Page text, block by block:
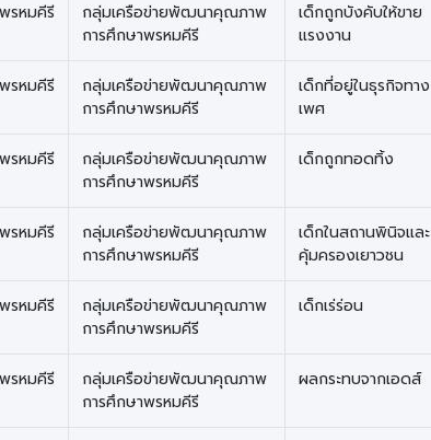
พรหมคีรี
กลุ่มเครือข่ายพัฒนาคุณภาพ
การศึกษาพรหมคีรี
เด็กถูกบังคับให้ขาย
แรงงาน
พรหมคีรี
กลุ่มเครือข่ายพัฒนาคุณภาพ
การศึกษาพรหมคีรี
เด็กที่อยู่ในธุรกิจทาง
เพศ
พรหมคีรี
กลุ่มเครือข่ายพัฒนาคุณภาพ
การศึกษาพรหมคีรี
เด็กถูกทอดทิ้ง
พรหมคีรี
กลุ่มเครือข่ายพัฒนาคุณภาพ
การศึกษาพรหมคีรี
เด็กในสถานพินิจและ
คุ้มครองเยาวชน
พรหมคีรี
กลุ่มเครือข่ายพัฒนาคุณภาพ
การศึกษาพรหมคีรี
เด็กเร่ร่อน
พรหมคีรี
กลุ่มเครือข่ายพัฒนาคุณภาพ
การศึกษาพรหมคีรี
ผลกระทบจากเอดส์